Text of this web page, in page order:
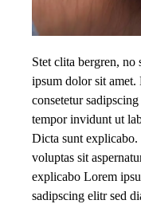
Stet clita bergren, no
ipsum dolor sit
consetetur
tempor invidunt ut
Dicta sunt
voluptas sit
explicabo Lorem
sadipscing elitr sed